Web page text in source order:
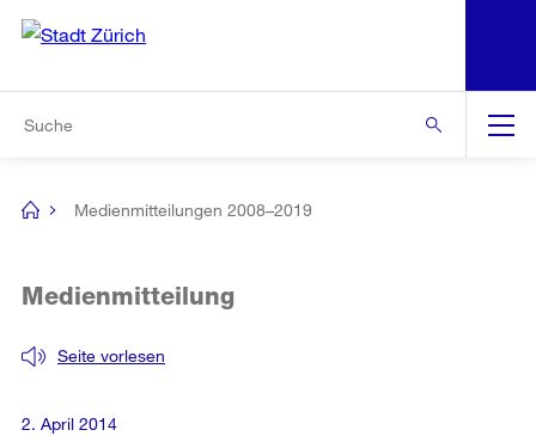
Navigation
[no
Medienmitteilungen 2008–2019
Seite vorlesen
Medienmitteilung
2. April 2014